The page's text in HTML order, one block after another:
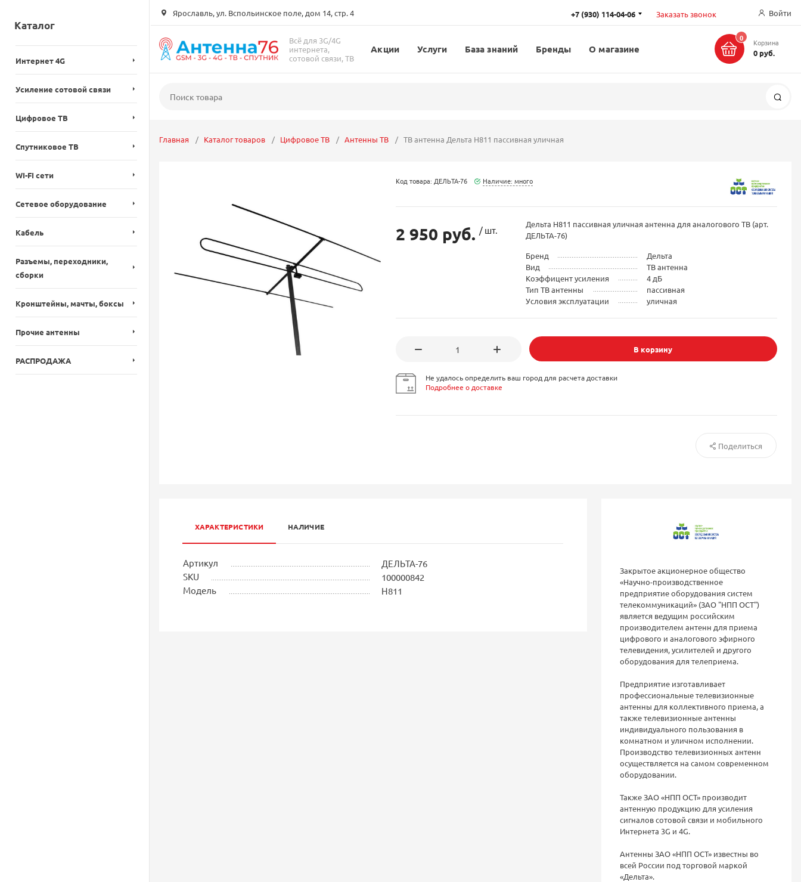
Ярославль, ул. Вспольинское поле, дом 14, стр. 4 +7 (930) 114-04-06 Заказать звонок Войти
Всё для 3G/4G
интернета,
сотовой связи, ТВ
Акции Услуги База знаний Бренды О магазине
0 Корзина
0 руб.
Каталог
Интернет 4G
Усиление сотовой связи
Цифровое ТВ
Спутниковое ТВ
WI-FI сети
Сетевое оборудование
Кабель
Разъемы, переходники,
сборки
Кронштейны, мачты, боксы
Прочие антенны
РАСПРОДАЖА
Главная Каталог товаров Цифровое ТВ Антенны ТВ ТВ антенна Дельта Н811 пассивная уличная
Код товара: ДЕЛЬТА-76 Наличие: много
2 950 руб. / шт.
Дельта Н811 пассивная уличная антенна для аналогового ТВ (арт.
ДЕЛЬТА-76)
Бренд
Дельта
Вид
ТВ антенна
Коэффицент усиления
4 дБ
Тип ТВ антенны
пассивная
Условия эксплуатации
уличная
В корзину
Не удалось определить ваш город для расчета доставки
Подробнее о доставке
Поделиться
ХАРАКТЕРИСТИКИ НАЛИЧИЕ
Артикул
ДЕЛЬТА-76
SKU
100000842
Модель
Н811
Закрытое акционерное общество
«Научно-производственное
предприятие оборудования систем
телекоммуникаций» (ЗАО "НПП ОСТ")
является ведущим российским
производителем антенн для приема
цифрового и аналогового эфирного
телевидения, усилителей и другого
оборудования для телеприема.
Предприятие изготавливает
профессиональные телевизионные
антенны для коллективного приема, а
также телевизионные антенны
индивидуального пользования в
комнатном и уличном исполнении.
Производство телевизионных антенн
осуществляется на самом современном
оборудовании.
Также ЗАО «НПП ОСТ» производит
антенную продукцию для усиления
сигналов сотовой связи и мобильного
Интернета 3G и 4G.
Антенны ЗАО «НПП ОСТ» известны во
всей России под торговой маркой
«Дельта».